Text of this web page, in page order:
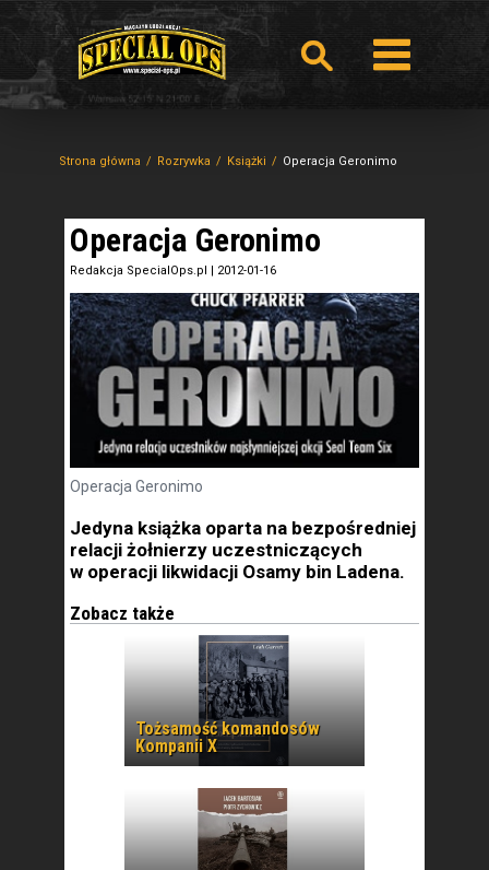
Strona główna Rozrywka Książki Operacja Geronimo
Operacja Geronimo
Redakcja SpecialOps.pl | 2012-01-16
Operacja Geronimo
Jedyna książka oparta na bezpośredniej
relacji żołnierzy uczestniczących
w operacji likwidacji Osamy bin Ladena.
Zobacz także
Tożsamość komandosów
Kompanii X